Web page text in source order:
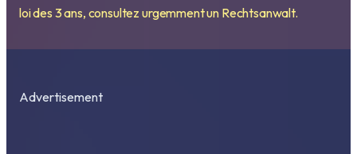
loi des 3 ans, consultez urgemment un Rechtsanwalt.
Advertisement